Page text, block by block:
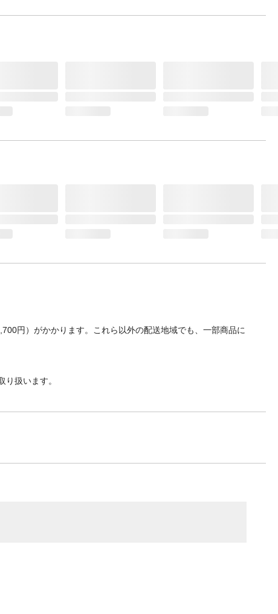
円）がかかります。これら以外の配送地域でも、一部商品に
扱います。